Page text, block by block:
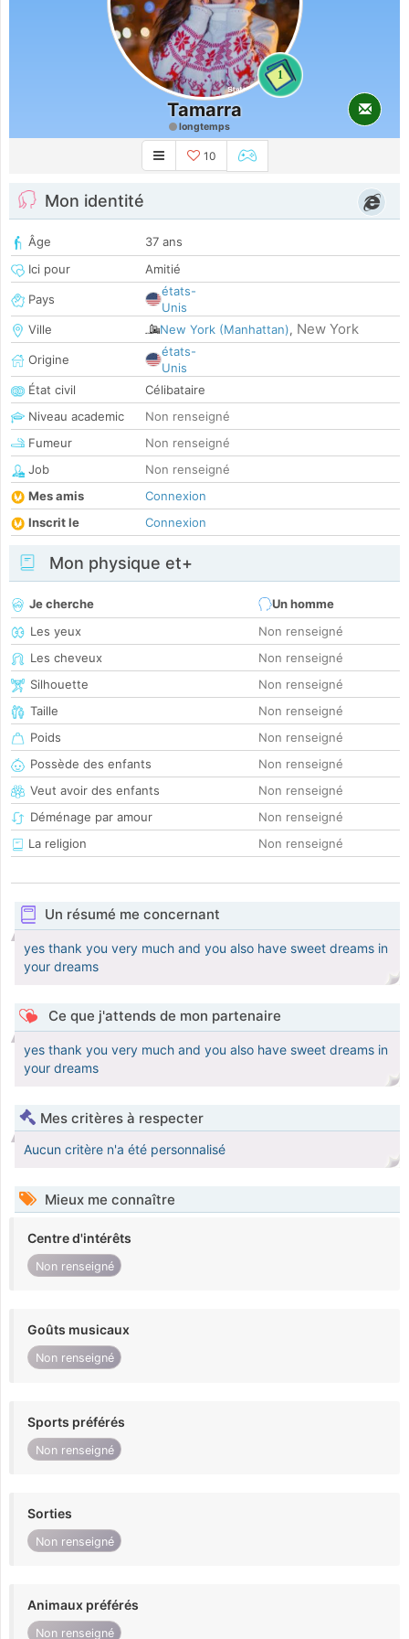
1
Tamarra
longtemps
10
Mon identité
Âge
37 ans
Ici pour
Amitié
Pays
états-
Unis
Ville
New York (Manhattan), New York
Origine
états-
Unis
État civil
Célibataire
Niveau academic
Non renseigné
Fumeur
Non renseigné
Job
Non renseigné
Mes amis
Connexion
Inscrit le
Connexion
Mon physique et+
Je cherche
Un homme
Les yeux
Non renseigné
Les cheveux
Non renseigné
Silhouette
Non renseigné
Taille
Non renseigné
Poids
Non renseigné
Possède des enfants
Non renseigné
Veut avoir des enfants
Non renseigné
Déménage par amour
Non renseigné
La religion
Non renseigné
Un résumé me concernant
yes thank you very much and you also have sweet dreams in
your dreams
Ce que j'attends de mon partenaire
yes thank you very much and you also have sweet dreams in
your dreams
Mes critères à respecter
Aucun critère n'a été personnalisé
Mieux me connaître
Centre d'intérêts
Non renseigné
Goûts musicaux
Non renseigné
Sports préférés
Non renseigné
Sorties
Non renseigné
Animaux préférés
Non renseigné